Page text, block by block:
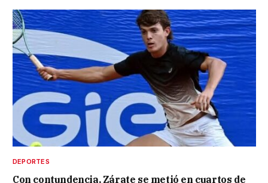
DEPORTES
Con contundencia, Zárate se metió en cuartos de